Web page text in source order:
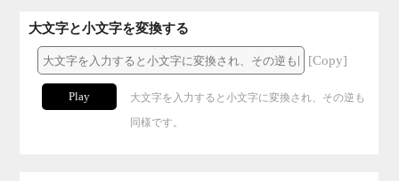
大文字と小文字を変換する
[Copy]
Play
大文字を入力すると小文字に変換され、その逆も
同様です。